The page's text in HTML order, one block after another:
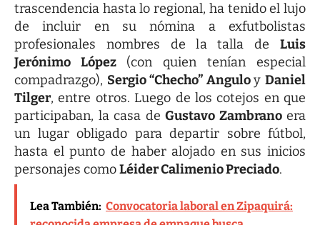
trascendencia hasta lo regional, ha tenido el lujo
de incluir en su nómina a exfutbolistas
profesionales nombres de la talla de Luis
Jerónimo López (con quien tenían especial
compadrazgo), Sergio “Checho” AnguloyDaniel
Tilger, entre otros. Luego de los cotejos en que
participaban, la casa de Gustavo Zambranoera
un lugar obligado para departir sobre fútbol,
hasta el punto de haber alojado en sus inicios
personajes comoLéider Calimenio Preciado.
Lea También: Convocatoria laboral en Zipaquirá: